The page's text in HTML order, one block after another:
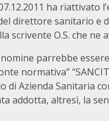
ha riattivato
direttore sanitario e
scrivente O.S. che
parrebbe essere
normativa”
di Azienda Sanitaria
addotta, altresì, la